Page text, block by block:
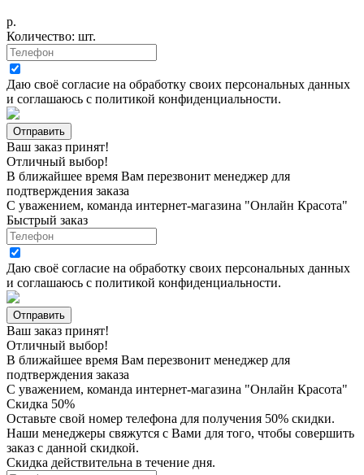
р.
Количество: шт.
Даю своё согласие на обработку своих персональных данных
и соглашаюсь с политикой конфиденциальности.
Ваш заказ принят!
Отличный выбор!
В ближайшее время Вам перезвонит менеджер для
подтверждения заказа
С уважением, команда интернет-магазина "Онлайн Красота"
Быстрый заказ
Даю своё согласие на обработку своих персональных данных
и соглашаюсь с политикой конфиденциальности.
Ваш заказ принят!
Отличный выбор!
В ближайшее время Вам перезвонит менеджер для
подтверждения заказа
С уважением, команда интернет-магазина "Онлайн Красота"
Скидка 50%
Оставьте свой номер телефона для получения 50% скидки.
Наши менеджеры свяжутся с Вами для того, чтобы совершить
заказ с данной скидкой.
Скидка действительна в течение дня.